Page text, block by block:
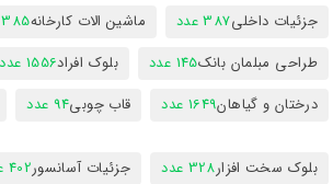
جزئیات داخلی387 عدد ماشین الات کارخانه385 عدد
طراحی مبلمان بانک145 عدد بلوک افراد1556 عدد
درختان و گیاهان1649 عدد قاب چوبی94 عدد
بلوک سخت افزار328 عدد جزئیات آسانسور402 عدد